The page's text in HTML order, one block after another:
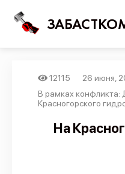
12115
26 июня,
В рамках конфликта:
Красногорского
На